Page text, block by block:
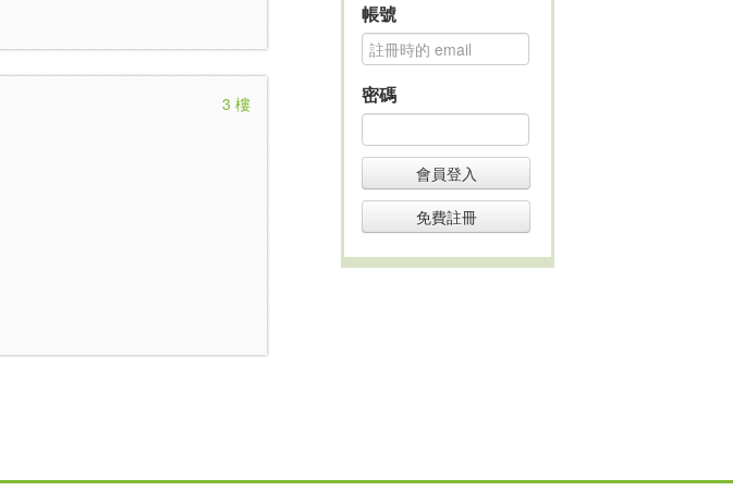
3 樓
帳號
密碼
會員登入
免費註冊